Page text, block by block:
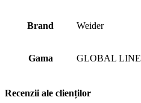
Brand Weider
Gama GLOBAL LINE
Recenzii ale clienților